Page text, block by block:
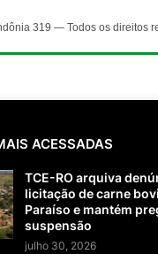
319 — Todos os direitos
ACESSADAS
TCE-RO arquiva
licitação de carne
Paraíso e mantém
suspensão
julho 30, 2026